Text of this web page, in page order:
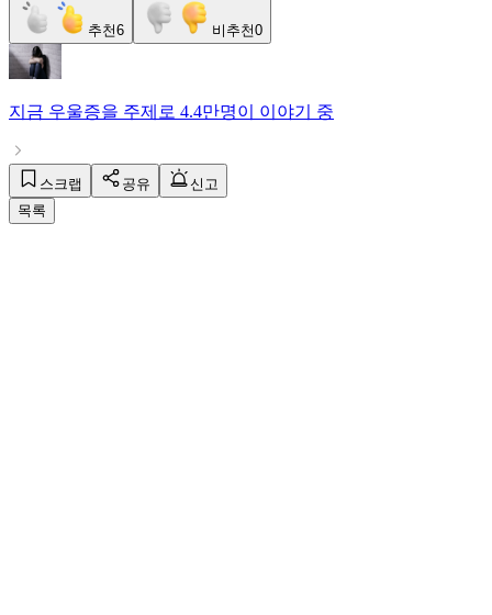
추천6 비추천0
지금 우울증을 주제로 4.4만명이 이야기 중
스크랩 공유
신고
목록